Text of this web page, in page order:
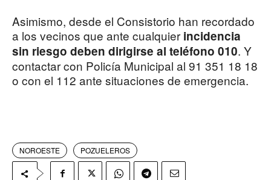
Asimismo, desde el Consistorio han recordado
a los vecinos que ante cualquier incidencia
sin riesgo deben dirigirse al teléfono 010. Y
contactar con Policía Municipal al 91 351 18 18
o con el 112 ante situaciones de emergencia.
NOROESTE POZUELEROS